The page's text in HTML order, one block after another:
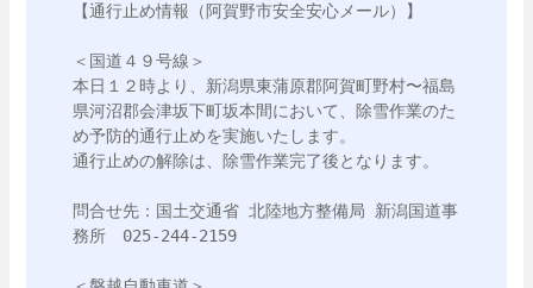
【通行止め情報（阿賀野市安全安心メール）】
＜国道４９号線＞
本日１２時より、新潟県東蒲原郡阿賀町野村〜福島
県河沼郡会津坂下町坂本間において、除雪作業のた
め予防的通行止めを実施いたします。
通行止めの解除は、除雪作業完了後となります。
問合せ先：国土交通省 北陸地方整備局 新潟国道事
務所　025-244-2159